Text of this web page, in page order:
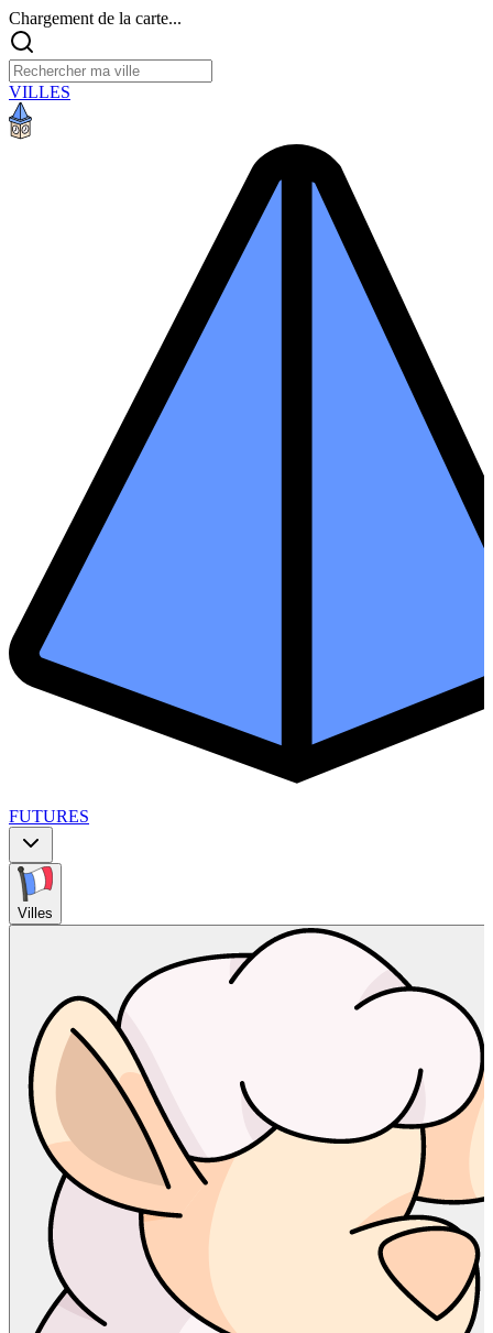
Chargement de la carte...
VILLES
FUTURES
Villes